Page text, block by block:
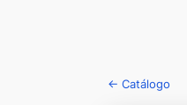
← Catálogo